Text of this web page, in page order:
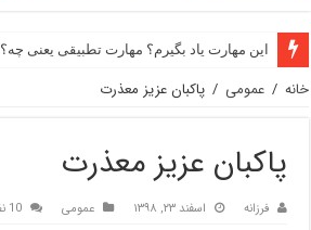
این مهارت یاد بگیرم؟ مهارت تطبیقی یعنی چه؟
برای خرید کارت نمی‌‌کشه
خانه / عمومی / پاکبان عزیز معذرت
پاکبان عزیز معذرت
فرزانه اسفند ۲۳, ۱۳۹۸ عمومی 10 نظرها